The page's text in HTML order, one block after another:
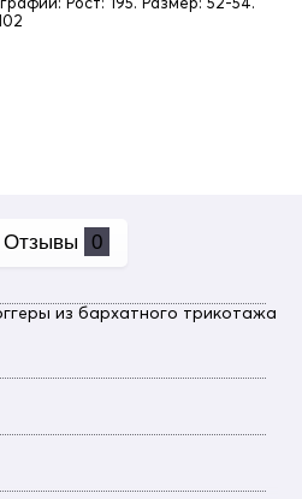
Отзывы 0
из бархатного трикотажа